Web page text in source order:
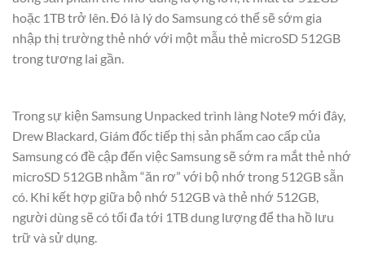
hoặc 1TB trở lên. Đó là lý do Samsung có thể sẽ sớm gia
nhập thị trường thẻ nhớ với một mẫu thẻ microSD 512GB
trong tương lai gần.
Trong sự kiện Samsung Unpacked trình làng Note9 mới đây,
Drew Blackard, Giám đốc tiếp thị sản phẩm cao cấp của
Samsung có đề cập đến việc Samsung sẽ sớm ra mắt thẻ nhớ
microSD 512GB nhằm “ăn rơ” với bộ nhớ trong 512GB sẵn
có. Khi kết hợp giữa bộ nhớ 512GB và thẻ nhớ 512GB,
người dùng sẽ có tối đa tới 1TB dung lượng để tha hồ lưu
trữ và sử dụng.